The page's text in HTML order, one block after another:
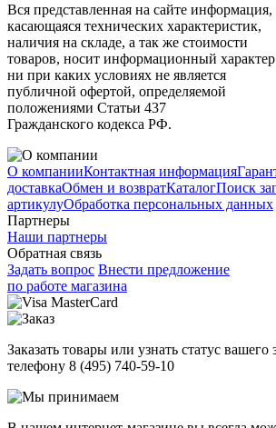
Вся представленная на сайте информация,
касающаяся технических характеристик,
наличия на складе, а так же стоимости
товаров, носит информационный
ни при каких условиях не является
публичной офертой, определяемой
положениями Статьи 437
Гражданского кодекса РФ.
О компанииКонтактная информация
доставкаОбмен и возвратКаталогПоиск
артикулуОбработка персональных данных
Партнеры
Наши партнеры
Обратная связь
Задать вопрос Внести предложение
по работе магазина
Заказать товары или узнать статус
телефону 8 (495) 740-59-10